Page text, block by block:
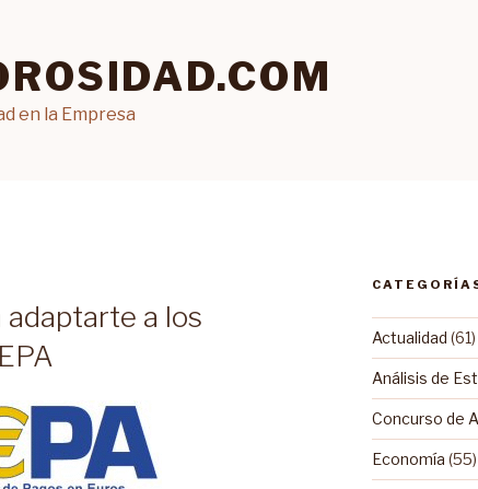
en la Empresa
adaptarte a los
Actualidad (61)
Análisis de
Concurso de
Economía (55)